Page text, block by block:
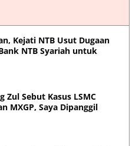
Kejati NTB Usut Dugaan
NTB Syariah untuk
Zul Sebut Kasus LSMC
MXGP, Saya Dipanggil